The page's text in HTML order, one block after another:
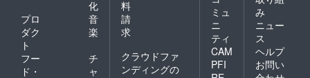
化
プロ
ダク
ト
音
楽
フー
ド・
チ
ャ
料
請
求
クラウドファ
ンディングの
ミュ
ニ
ティ
CAM
PFI
み
ニュー
ス
ヘルプ
お問い